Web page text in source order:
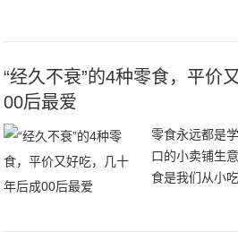
勃勃地从网站
“经久不衰”的4种零食，平价
00后最爱
零食永远都是
口的小卖铺生
食是我们从小
的受欢迎。今